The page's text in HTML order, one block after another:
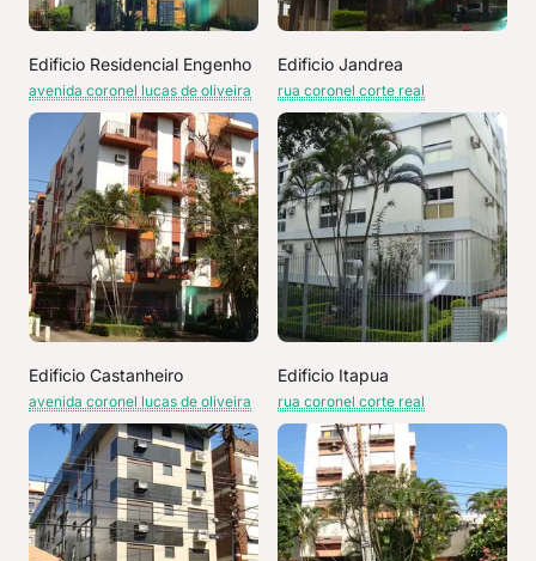
Edificio Residencial Engenho
avenida coronel lucas de oliveira
Edificio Jandrea
rua coronel corte real
Edificio Castanheiro
avenida coronel lucas de oliveira
Edificio Itapua
rua coronel corte real